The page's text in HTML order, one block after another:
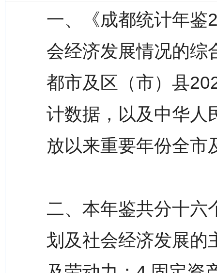
一、《成都统计年鉴
会经济发展情况的综
都市及区（市）县
计数据，以及中华人
放以来重要年份全市
二、本年鉴共分十六
划及社会经济发展的